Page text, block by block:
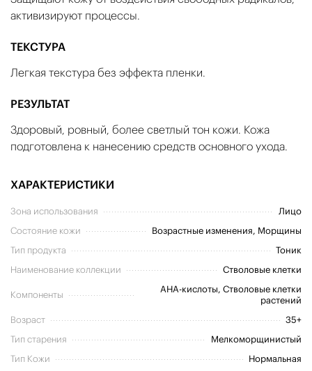
активизируют процессы.
ТЕКСТУРА
Легкая текстура без эффекта пленки.
РЕЗУЛЬТАТ
Здоровый, ровный, более светлый тон кожи. Кожа
подготовлена к нанесению средств основного ухода.
ХАРАКТЕРИСТИКИ
Зона использования
Лицо
Состояние кожи
Возрастные изменения, Морщины
Тип продукта
Тоник
Наименование коллекции
Стволовые клетки
Компоненты
AHA-кислоты, Стволовые клетки
растений
Возраст
35+
Тип старения
Мелкоморщинистый
Тип Кожи
Нормальная